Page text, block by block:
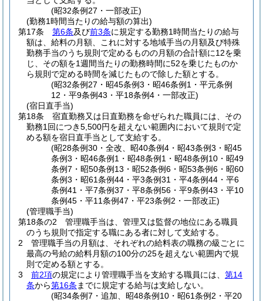
(昭32条例27・一部改正)
(勤務1時間当たりの給与額の算出)
第17条
第6条及び前3条に規定する勤務1時間当たりの給与
額は、給料の月額、これに対する地域手当の月額及び特殊
勤務手当のうち規則で定めるものの月額の合計額に12を乗
じ、その額を1週間当たりの勤務時間に52を乗じたものか
ら規則で定める時間を減じたもので除した額とする。
(昭32条例27・昭45条例3・昭46条例1・平元条例
12・平9条例43・平18条例4・一部改正)
(宿日直手当)
第18条
宿直勤務又は日直勤務を命ぜられた職員には、その
勤務1回につき5,500円を超えない範囲内において規則で定
める額を宿日直手当として支給する。
(昭28条例30・全改、昭40条例4・昭43条例3・昭45
条例3・昭46条例1・昭48条例1・昭48条例10・昭49
条例7・昭50条例13・昭52条例6・昭53条例6・昭60
条例3・昭61条例44・平3条例31・平4条例44・平6
条例41・平7条例37・平8条例56・平9条例43・平10
条例45・平11条例47・平23条例2・一部改正)
(管理職手当)
第18条の2
管理職手当は、管理又は監督の地位にある職員
のうち規則で指定する職にある者に対して支給する。
2
管理職手当の月額は、それぞれの給料表の職務の級ごとに
最高の号給の給料月額の100分の25を超えない範囲内で規
則で定める額とする。
3
前2項の規定により管理職手当を支給する職員には、 第14
条から第16条 までに規定する給与は支給しない。
(昭34条例7・追加、昭48条例10・昭61条例2・平20